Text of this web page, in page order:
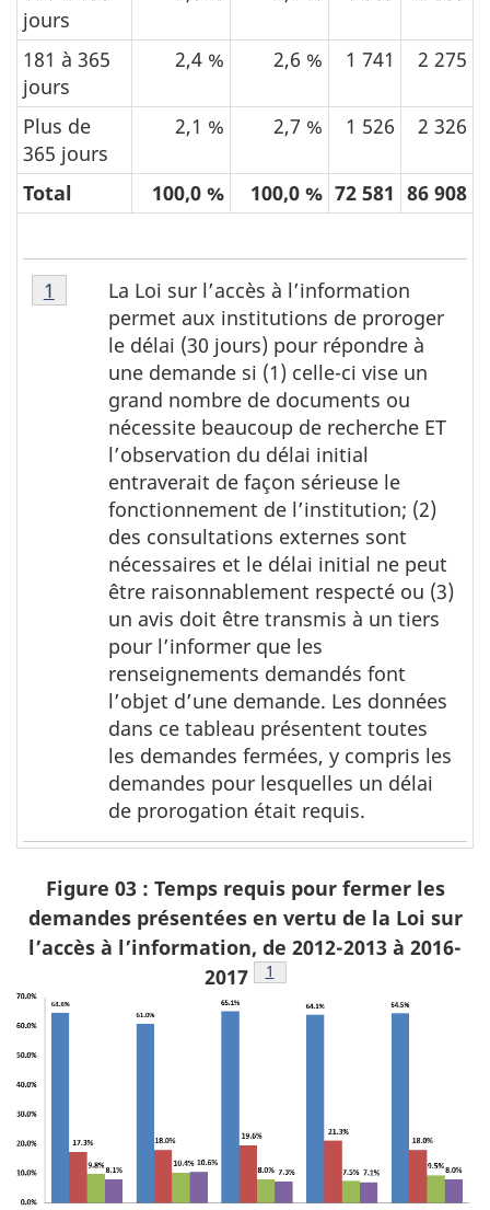
jours
181 à 365
jours
2,4 % 2,6 % 1 741 2 275
Plus de
365 jours
2,1 % 2,7 % 1 526 2 326
Total 100,0 % 100,0 % 72 581 86 908
T
a
Tableau
5,
La Loi sur l’accès à l’information
permet aux institutions de proroger
le délai (30 jours) pour répondre à
une demande si (1) celle-ci vise un
grand nombre de documents ou
nécessite beaucoup de recherche ET
l’observation du délai initial
entraverait de façon sérieuse le
fonctionnement de l’institution; (2)
des consultations externes sont
nécessaires et le délai initial ne peut
être raisonnablement respecté ou (3)
un avis doit être transmis à un tiers
pour l’informer que les
renseignements demandés font
l’objet d’une demande. Les données
dans ce tableau présentent toutes
les demandes fermées, y compris les
demandes pour lesquelles un délai
de prorogation était requis.
Retour à la référence du tableau 5 note
1
Figure 03 : Temps requis pour fermer les
demandes présentées en vertu de la Loi sur
l’accès à l’information, de 2012-2013 à 2016-
2017
Voir la note de bas de page
1